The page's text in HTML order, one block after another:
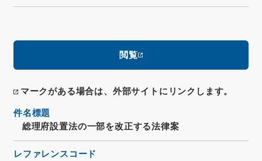
閲覧
マークがある場合は、外部サイトにリンクします。
件名標題
総理府設置法の一部を改正する法律案
レファレンスコード